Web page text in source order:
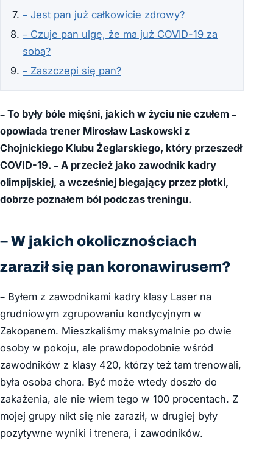
– Jest pan już całkowicie zdrowy?
– Czuje pan ulgę, że ma już COVID-19 za
sobą?
– Zaszczepi się pan?
– To były bóle mięśni, jakich w życiu nie czułem –
opowiada trener Mirosław Laskowski z
Chojnickiego Klubu Żeglarskiego, który przeszedł
COVID-19. – A przecież jako zawodnik kadry
olimpijskiej, a wcześniej biegający przez płotki,
dobrze poznałem ból podczas treningu.
– W jakich okolicznościach
zaraził się pan koronawirusem?
– Byłem z zawodnikami kadry klasy Laser na
grudniowym zgrupowaniu kondycyjnym w
Zakopanem. Mieszkaliśmy maksymalnie po dwie
osoby w pokoju, ale prawdopodobnie wśród
zawodników z klasy 420, którzy też tam trenowali,
była osoba chora. Być może wtedy doszło do
zakażenia, ale nie wiem tego w 100 procentach. Z
mojej grupy nikt się nie zaraził, w drugiej były
pozytywne wyniki i trenera, i zawodników.